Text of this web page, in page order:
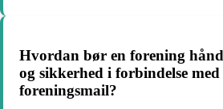
Hvordan bør en forening
og sikkerhed i forbindelse med
foreningsmail?